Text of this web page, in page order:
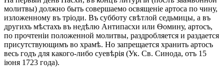
молитвы) должно быть совершаемо освященіе артоса по чину,
изложенному въ тріоди. Въ субботу свѣтлой седьмицы, а въ
другихъ мѣстахъ въ недѣлю Антипасхи или Ѳомину, артосъ,
по прочтеніи положенной молитвы, раздробляется и раздается
присутствующимъ во храмѣ. Но запрещается хранить артосъ
весь годъ для какого-либо суевѣрія (Ук. Св. Синода, отъ 15
іюня 1723 года).